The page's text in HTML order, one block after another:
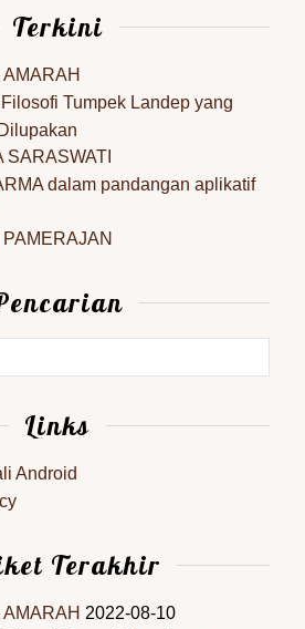
Terkini
Tumpek Landep yang
SARASWATI
dalam pandangan aplikatif
Links
Android
Terakhir
2022-08-10